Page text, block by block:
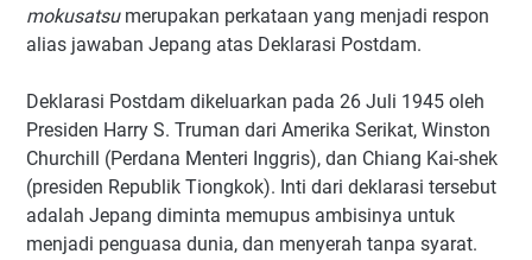
mokusatsumerupakan perkataan yang menjadi respon
alias jawaban Jepang atas Deklarasi Postdam.
Deklarasi Postdam dikeluarkan pada 26 Juli 1945 oleh
Presiden Harry S. Truman dari Amerika Serikat, Winston
Churchill (Perdana Menteri Inggris), dan Chiang Kai-shek
(presiden Republik Tiongkok). Inti dari deklarasi tersebut
adalah Jepang diminta memupus ambisinya untuk
menjadi penguasa dunia, dan menyerah tanpa syarat.